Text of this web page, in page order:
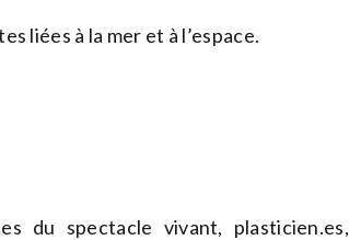
liées à la mer et à l’espace.
du spectacle vivant, plasticien.es,